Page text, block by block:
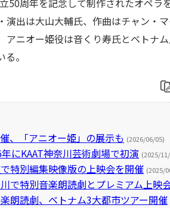
50周年を記念して制作されたオペラ
演出は大山大輔氏、作曲はチャン・
ニオー姫役は音くり寿氏とベトナ
。
、「アニオー姫」の展示も (2026/06/05)
にKAAT神奈川芸術劇場で初演 (2025/
特別編集映像版の上映会を開催 (2025/
で特別音楽朗読劇とプレミアム上映
朗読劇、ベトナム3大都市ツアー開催